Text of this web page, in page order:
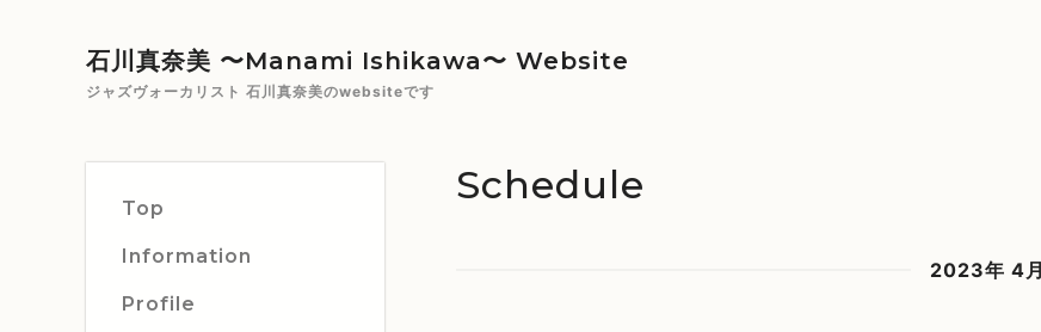
石川真奈美 〜Manami Ishikawa〜 Website
ジャズヴォーカリスト 石川真奈美のwebsiteです
Top
Information
Profile
Schedule
2023年 4月